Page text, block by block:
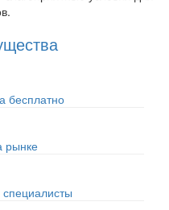
бесплатно
рынке